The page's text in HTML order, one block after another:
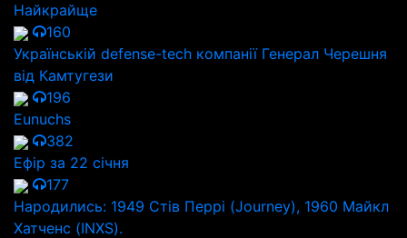
Найкрайще
160
Українській defense-tech компанії Генерал Черешня
від Камтугези
196
Eunuchs
382
Ефір за 22 січня
177
Народились: 1949 Стів Перрі (Journey), 1960 Майкл
Хатченс (INXS).